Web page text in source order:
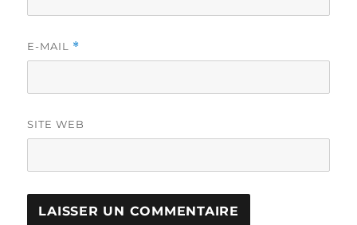
E-MAIL *
SITE WEB